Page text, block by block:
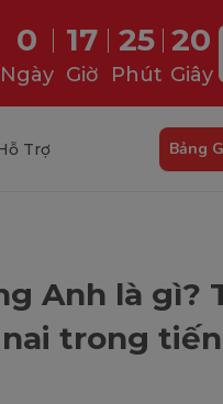
0
Ngày
17
Giờ
25
Phút
19
Giây
Trợ Bảng
Anh là gì?
trong